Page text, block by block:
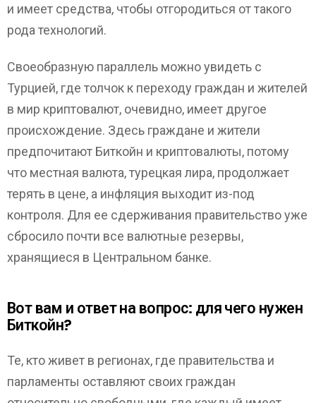
и имеет средства, чтобы отгородиться от такого
рода технологий.
Своеобразную параллель можно увидеть с
Турцией, где толчок к переходу граждан и жителей
в мир криптовалют, очевидно, имеет другое
происхождение. Здесь граждане и жители
предпочитают Биткойн и криптовалюты, потому
что местная валюта, турецкая лира, продолжает
терять в цене, а инфляция выходит из-под
контроля. Для ее сдерживания правительство уже
сбросило почти все валютные резервы,
хранящиеся в Центральном банке.
Вот вам и ответ на вопрос: для чего нужен
Биткойн?
Те, кто живет в регионах, где правительства и
парламенты оставляют своих граждан